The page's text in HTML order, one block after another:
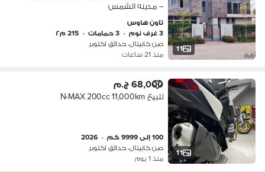
11
– مدينه الشمس
تاون هاوس
3 غرف نوم
• 3 حمامات • 215 م٢
صن كابيتال، حدائق اكتوبر
منذ 21 ساعات
11
68,000 ج.م
للبيع N-MAX 200cc 11,000km
100 إلى 9999 كم •
2026
صن كابيتال، حدائق اكتوبر
منذ 1 يوم